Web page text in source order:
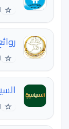
☆
☆
☆